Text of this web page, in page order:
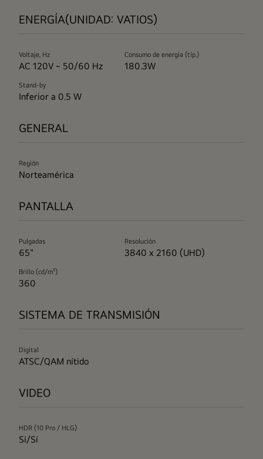
ENERGÍA(UNIDAD: VATIOS)
Voltaje, Hz
AC 120V ~ 50/60 Hz
Consumo de energía (típ.)
180.3W
Stand-by
Inferior a 0.5 W
GENERAL
Región
Norteamérica
PANTALLA
Pulgadas
65"
Resolución
3840 x 2160 (UHD)
Brillo (cd/m²)
360
SISTEMA DE TRANSMISIÓN
Digital
ATSC/QAM nítido
VIDEO
HDR (10 Pro / HLG)
Sí/Sí